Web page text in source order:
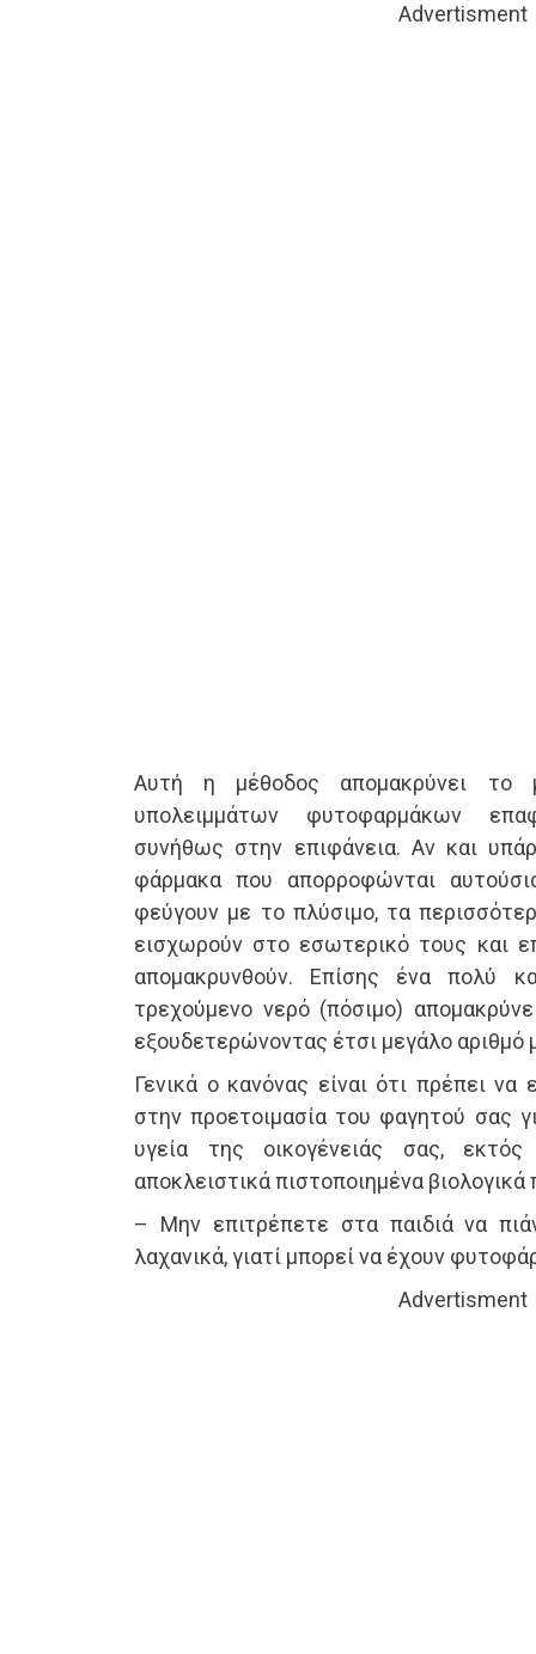
Advertisment
Αυτή η μέθοδος απομακρύνει το
υπολειμμάτων φυτοφαρμάκων
συνήθως στην επιφάνεια. Αν και
φάρμακα που απορροφώνται
φεύγουν με το πλύσιμο, τα
εισχωρούν στο εσωτερικό τους και
απομακρυνθούν. Επίσης ένα πολύ
τρεχούμενο νερό (πόσιμο)
εξουδετερώνοντας έτσι μεγάλο αριθμό
Γενικά ο κανόνας είναι ότι πρέπει
στην προετοιμασία του φαγητού σας
υγεία της οικογένειάς σας, εκτός
αποκλειστικά πιστοποιημένα βιολογικά
– Μην επιτρέπετε στα παιδιά να
λαχανικά, γιατί μπορεί να έχουν
Advertisment